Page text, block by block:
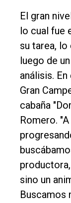
El gran
lo cual fue
su tarea,
luego de
análisis.
Gran
cabaña
Romero.
sino un
Buscamos